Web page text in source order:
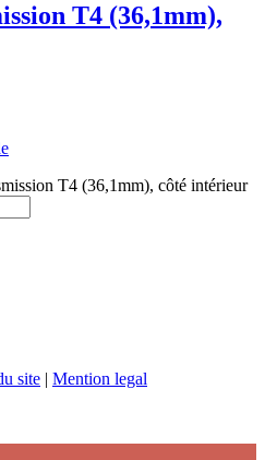
T4 (36,1mm),
T4 (36,1mm), côté intérieur
site | Mention legal